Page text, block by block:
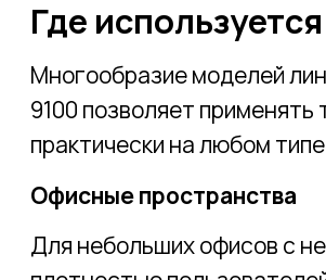
Щербаков
конференц-залов - более
производительные модели 9115AXI или
9120AXI.